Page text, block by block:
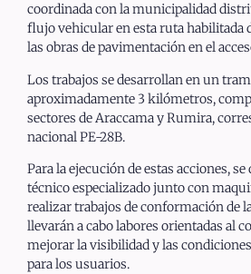
coordinada con la municipalidad
flujo vehicular en esta ruta habilitada
las obras de pavimentación en el
Los trabajos se desarrollan en un
aproximadamente 3 kilómetros,
sectores de Araccama y Rumira,
nacional PE-28B.
Para la ejecución de estas acciones,
técnico especializado junto con
realizar trabajos de conformación de
llevarán a cabo labores orientadas al
mejorar la visibilidad y las
para los usuarios.